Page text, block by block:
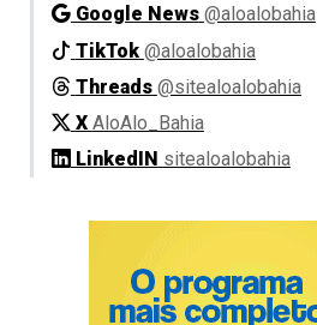
Google News @aloalobahia
TikTok @aloalobahia
Threads @sitealoalobahia
X AloAlo_Bahia
LinkedIN sitealoalobahia